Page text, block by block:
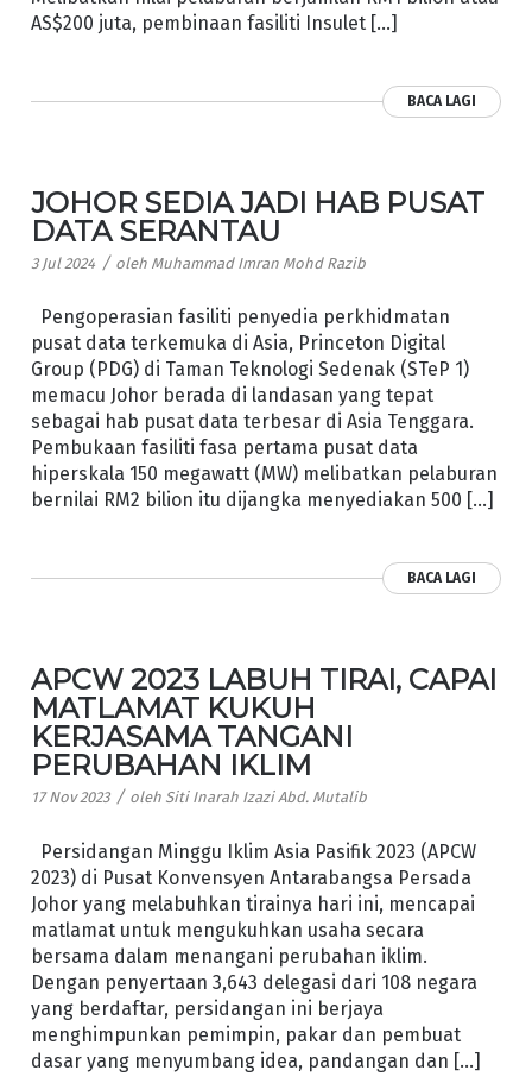
AS$200 juta, pembinaan fasiliti Insulet […]
BACA LAGI
JOHOR SEDIA JADI HAB PUSAT
DATA SERANTAU
3 Jul 2024 / oleh Muhammad Imran Mohd Razib
Pengoperasian fasiliti penyedia perkhidmatan
pusat data terkemuka di Asia, Princeton Digital
Group (PDG) di Taman Teknologi Sedenak (STeP 1)
memacu Johor berada di landasan yang tepat
sebagai hab pusat data terbesar di Asia Tenggara.
Pembukaan fasiliti fasa pertama pusat data
hiperskala 150 megawatt (MW) melibatkan pelaburan
bernilai RM2 bilion itu dijangka menyediakan 500 […]
BACA LAGI
APCW 2023 LABUH TIRAI, CAPAI
MATLAMAT KUKUH
KERJASAMA TANGANI
PERUBAHAN IKLIM
17 Nov 2023 / oleh Siti Inarah Izazi Abd. Mutalib
Persidangan Minggu Iklim Asia Pasifik 2023 (APCW
2023) di Pusat Konvensyen Antarabangsa Persada
Johor yang melabuhkan tirainya hari ini, mencapai
matlamat untuk mengukuhkan usaha secara
bersama dalam menangani perubahan iklim.
Dengan penyertaan 3,643 delegasi dari 108 negara
yang berdaftar, persidangan ini berjaya
menghimpunkan pemimpin, pakar dan pembuat
dasar yang menyumbang idea, pandangan dan […]